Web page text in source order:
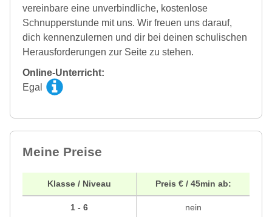
vereinbare eine unverbindliche, kostenlose
Schnupperstunde mit uns. Wir freuen uns darauf,
dich kennenzulernen und dir bei deinen schulischen
Herausforderungen zur Seite zu stehen.
Online-Unterricht:
Egal
Meine Preise
Klasse / Niveau
1 - 6
Preis € / 45min ab:
nein